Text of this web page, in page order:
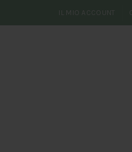
IL MIO ACCOUNT